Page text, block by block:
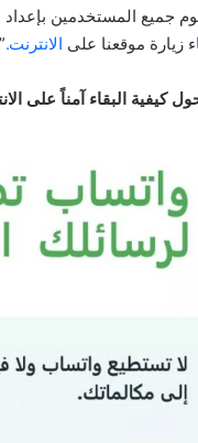
جميع المستخدمين بإعداد
زيارة موقعنا على الانترنت.
كيفية البقاء آمناً على